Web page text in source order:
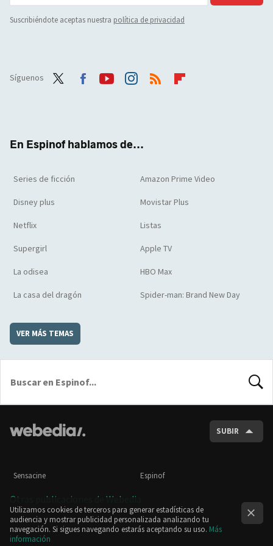
Suscribiéndote aceptas nuestra política de privacidad
Síguenos
En Espinof hablamos de...
Series de ficción Amazon Prime Video
Disney plus Movistar Plus
Netflix Listas
Supergirl Apple TV
La odisea HBO Max
La casa del dragón Spider-man: Brand New Day
VER MÁS TEMAS
SUBIR
Sensacine Espinof
Otras publicaciones de Webedia
Utilizamos cookies de terceros para generar estadísticas de
audiencia y mostrar publicidad personalizada analizando tu
navegación. Si sigues navegando estarás aceptando su uso. Más
información